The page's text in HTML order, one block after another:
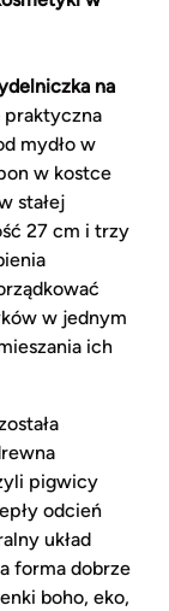
na
mydło w
w kostce
stałej
27 cm i trzy
w jednym
ich
pigwicy
odcień
układ
forma dobrze
boho, eko,